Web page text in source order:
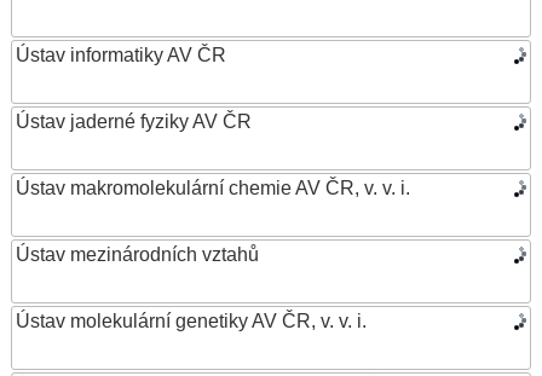
Ústav informatiky AV ČR
Ústav jaderné fyziky AV ČR
Ústav makromolekulární chemie AV ČR, v. v. i.
Ústav mezinárodních vztahů
Ústav molekulární genetiky AV ČR, v. v. i.